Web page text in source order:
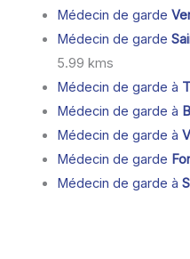
Médecin de garde
Médecin de garde
5.99 kms
Médecin de garde à
Médecin de garde à
Médecin de garde à
Médecin de garde
Médecin de garde à